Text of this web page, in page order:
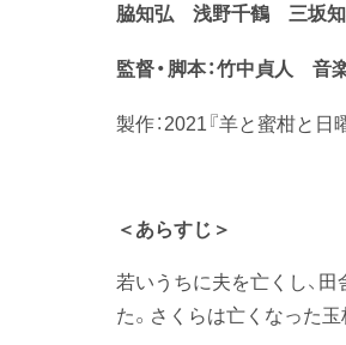
脇知弘 浅野千鶴 三坂
監督・脚本：竹中貞人 音
製作：2021『羊と蜜柑と
＜あらすじ＞
若いうちに夫を亡くし、田
た。さくらは亡くなった